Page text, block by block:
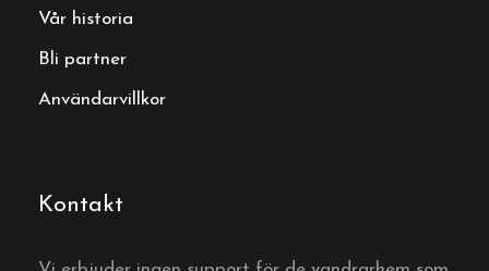
Vår historia
Bli partner
Användarvillkor
Kontakt